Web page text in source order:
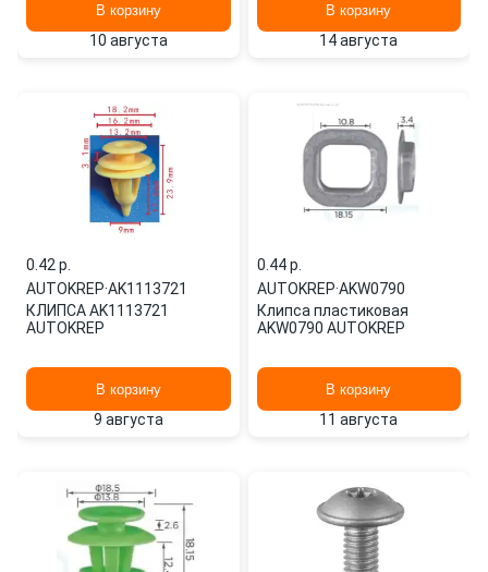
В корзину
10 августа
В корзину
14 августа
0.42 p.
AUTOKREP·AK1113721
КЛИПСА AK1113721
AUTOKREP
В корзину
9 августа
0.44 p.
AUTOKREP·AKW0790
Клипса пластиковая
AKW0790 AUTOKREP
В корзину
11 августа